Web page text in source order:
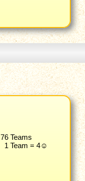
76 Teams
1 Team = 4☺